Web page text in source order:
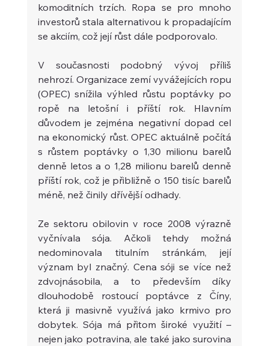
komoditních trzích. Ropa se pro mnoho
investorů stala alternativou k propadajícím
se akciím, což její růst dále podporovalo.
V současnosti podobný vývoj příliš
nehrozí. Organizace zemí vyvážejících ropu
(OPEC) snížila výhled růstu poptávky po
ropě na letošní i příští rok. Hlavním
důvodem je zejména negativní dopad cel
na ekonomický růst. OPEC aktuálně počítá
s růstem poptávky o 1,30 milionu barelů
denně letos a o 1,28 milionu barelů denně
příští rok, což je přibližně o 150 tisíc barelů
méně, než činily dřívější odhady.
Ze sektoru obilovin v roce 2008 výrazně
vyčnívala sója. Ačkoli tehdy možná
nedominovala titulním stránkám, její
význam byl značný. Cena sóji se více než
zdvojnásobila, a to především díky
dlouhodobě rostoucí poptávce z Číny,
která ji masivně využívá jako krmivo pro
dobytek. Sója má přitom široké využití –
nejen jako potravina, ale také jako surovina